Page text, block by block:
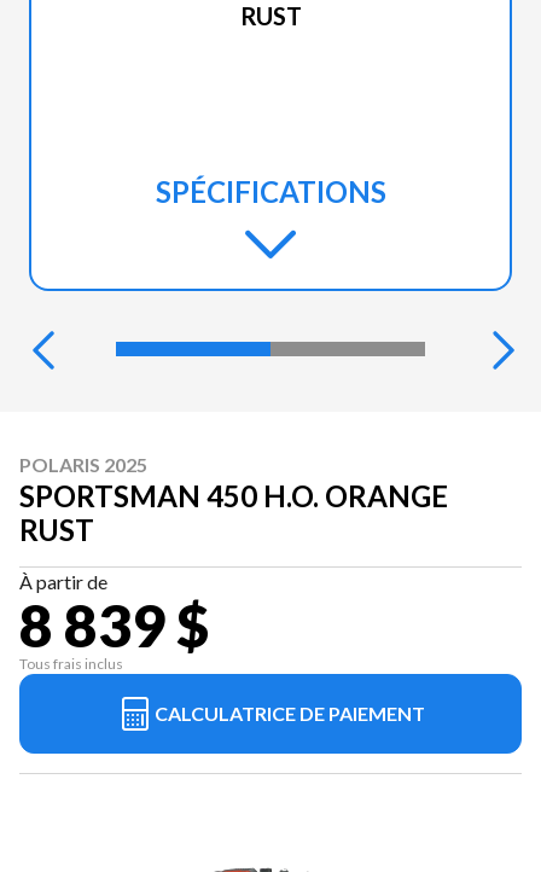
RUST
SPÉCIFICATIONS
POLARIS 2025
SPORTSMAN 450 H.O. ORANGE
RUST
À partir de
8 839 $
Tous frais inclus
CALCULATRICE DE PAIEMENT